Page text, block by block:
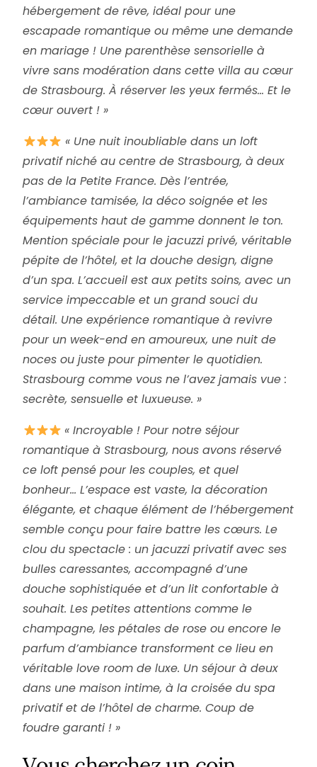
hébergement de rêve, idéal pour une
escapade romantique ou même une demande
en mariage ! Une parenthèse sensorielle à
vivre sans modération dans cette villa au cœur
de Strasbourg. À réserver les yeux fermés… Et le
cœur ouvert ! »
« Une nuit inoubliable dans un loft
privatif niché au centre de Strasbourg, à deux
pas de la Petite France. Dès l’entrée,
l’ambiance tamisée, la déco soignée et les
équipements haut de gamme donnent le ton.
Mention spéciale pour le jacuzzi privé, véritable
pépite de l’hôtel, et la douche design, digne
d’un spa. L’accueil est aux petits soins, avec un
service impeccable et un grand souci du
détail. Une expérience romantique à revivre
pour un week-end en amoureux, une nuit de
noces ou juste pour pimenter le quotidien.
Strasbourg comme vous ne l’avez jamais vue :
secrète, sensuelle et luxueuse. »
« Incroyable ! Pour notre séjour
romantique à Strasbourg, nous avons réservé
ce loft pensé pour les couples, et quel
bonheur… L’espace est vaste, la décoration
élégante, et chaque élément de l’hébergement
semble conçu pour faire battre les cœurs. Le
clou du spectacle : un jacuzzi privatif avec ses
bulles caressantes, accompagné d’une
douche sophistiquée et d’un lit confortable à
souhait. Les petites attentions comme le
champagne, les pétales de rose ou encore le
parfum d’ambiance transforment ce lieu en
véritable love room de luxe. Un séjour à deux
dans une maison intime, à la croisée du spa
privatif et de l’hôtel de charme. Coup de
foudre garanti ! »
login